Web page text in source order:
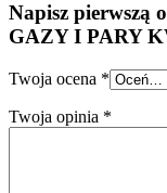
Napisz pierwszą
GAZY I PARY
Twoja ocena *
Twoja opinia *